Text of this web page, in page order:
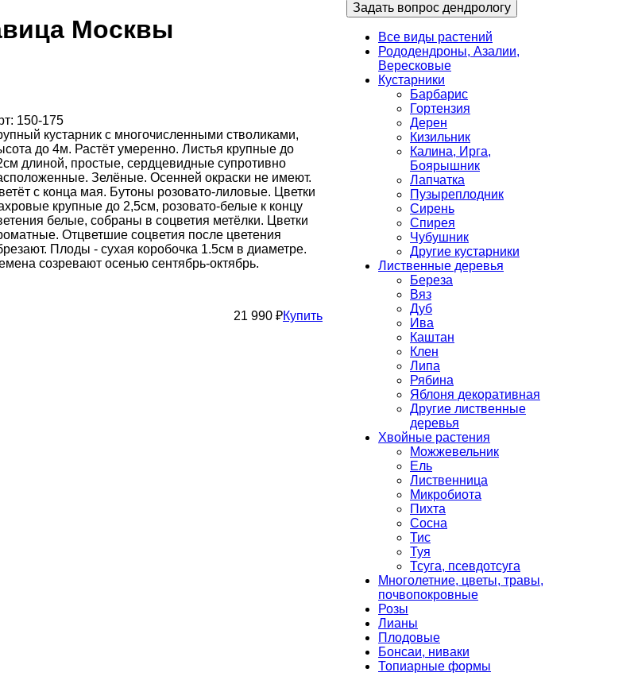
Москвы
150-175
кустарник с многочисленными стволиками,
до 4м. Растёт умеренно. Листья крупные до
длиной, простые, сердцевидные супротивно
Зелёные. Осенней окраски не имеют.
с конца мая. Бутоны розовато-лиловые. Цветки
крупные до 2,5см, розовато-белые к концу
белые, собраны в соцветия метёлки. Цветки
Отцветшие соцветия после цветения
Плоды - сухая коробочка 1.5см в диаметре.
созревают осенью сентябрь-октябрь.
21 990 ₽Купить
Задать вопрос дендрологу
Все виды растений
Рододендроны, Азалии,
Вересковые
Кустарники
Барбарис
Гортензия
Дерен
Кизильник
Калина, Ирга,
Боярышник
Лапчатка
Пузыреплодник
Сирень
Спирея
Чубушник
Другие кустарники
Лиственные деревья
Береза
Вяз
Дуб
Ива
Каштан
Клен
Липа
Рябина
Яблоня декоративная
Другие лиственные
деревья
Хвойные растения
Можжевельник
Ель
Лиственница
Микробиота
Пихта
Сосна
Тис
Туя
Тсуга, псевдотсуга
Многолетние, цветы, травы,
почвопокровные
Розы
Лианы
Плодовые
Бонсаи, ниваки
Топиарные формы